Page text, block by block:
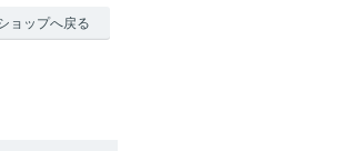
ョップへ戻る